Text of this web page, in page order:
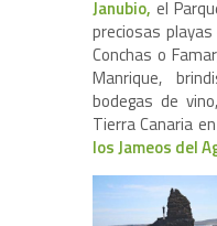
Janubio, el
preciosas
Conchas o
Manrique,
bodegas de
Tierra Canaria
los Jameos del